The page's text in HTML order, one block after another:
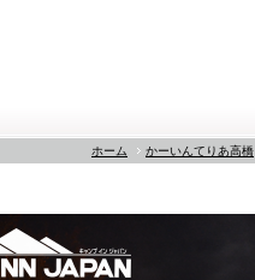
ホーム かーいんてりあ高橋